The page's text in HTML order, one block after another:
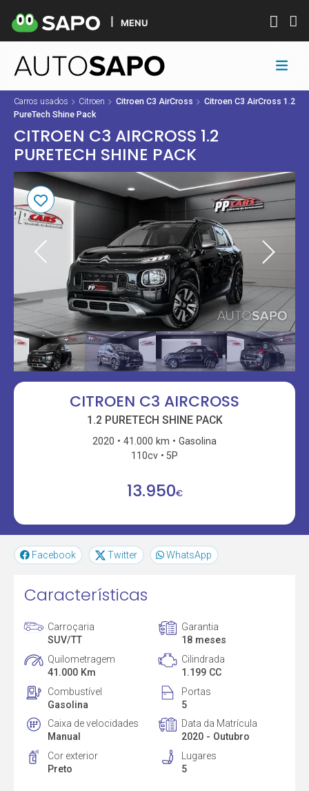
MENU
Carros usados Citroen Citroen C3 AirCross
Citroen C3 AirCross 1.2
PureTech Shine Pack
CITROEN C3 AIRCROSS 1.2
PURETECH SHINE PACK
CITROEN C3 AIRCROSS
1.2 PURETECH SHINE PACK
2020 41.000 km
Gasolina
110cv
5P
13.950€
Facebook Twitter WhatsApp
Características
Carroçaria
SUV/TT
Garantia
18 meses
Quilometragem
41.000 Km
Cilindrada
1.199 CC
Combustível
Gasolina
Portas
5
Caixa de velocidades
Manual
Data da Matrícula
2020 - Outubro
Cor exterior
Preto
Lugares
5